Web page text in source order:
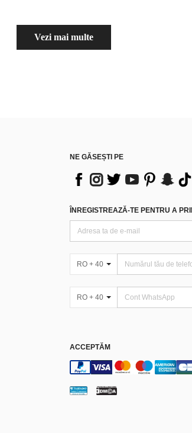
Vezi mai multe
NE GĂSEȘTI PE
ÎNREGISTREAZĂ-TE PENTRU A
RO + 40
RO + 40
ACCEPTĂM